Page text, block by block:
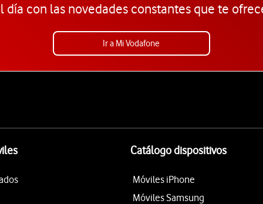
día con las novedades constantes que te
Ir a Mi Vodafone
Catálogo dispositivos
Móviles iPhone
Móviles Samsung